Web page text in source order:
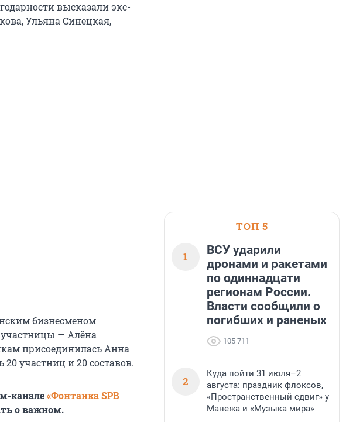
высказали экс-
Ульяна Синецкая,
бизнесменом
— Алёна
присоединилась Анна
участниц и 20 составов.
канале«Фонтанка SPB
о важном.
ТОП 5
1
ВСУ ударили
дронами и ракетами
по одиннадцати
регионам России.
Власти сообщили о
погибших и раненых
105 711
2
Куда пойти 31 июля–2
августа: праздник флоксов,
«Пространственный сдвиг» у
Манежа и «Музыка мира»